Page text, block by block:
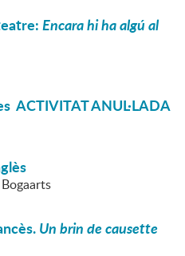
Encara hi ha algú al
ACTIVITAT ANUL·LADA
Un brin de causette